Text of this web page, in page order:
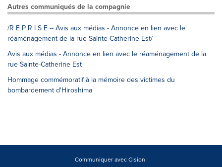
Autres communiqués de la compagnie
/R E P R I S E -- Avis aux médias - Annonce en lien avec le
réaménagement de la rue Sainte-Catherine Est/
Avis aux médias - Annonce en lien avec le réaménagement de la
rue Sainte-Catherine Est
Hommage commémoratif à la mémoire des victimes du
bombardement d'Hiroshima
Communiquer avec Cision